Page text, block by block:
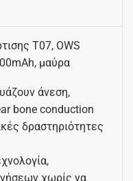
T07, OWS
μαύρα
άνεση,
bone conduction
δραστηριότητες
χωρίς να